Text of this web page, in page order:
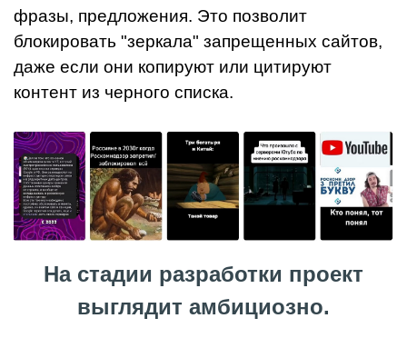
фразы, предложения. Это позволит
блокировать "зеркала" запрещенных сайтов,
даже если они копируют или цитируют
контент из черного списка.
На стадии разработки проект
выглядит амбициозно.